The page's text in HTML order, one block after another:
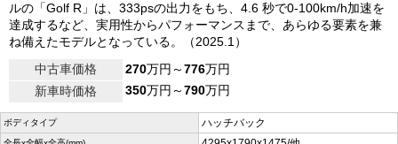
ルの「Golf R」は、333psの出力をもち、4.6 秒で0-100km/h加速を
達成するなど、実用性からパフォーマンスまで、あらゆる要素を兼
ね備えたモデルとなっている。（2025.1）
中古車価格
270万円～776万円
新車時価格
350万円～790万円
ボディタイプ ハッチバック